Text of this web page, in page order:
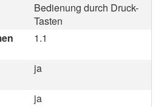
Bedienung durch Druck-
Tasten
1.1
ja
ja